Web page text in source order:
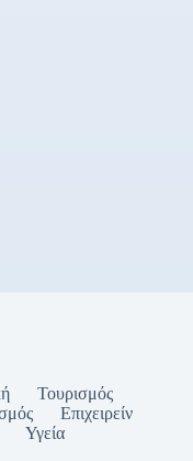
Τουρισμός
Επιχειρείν
Υγεία